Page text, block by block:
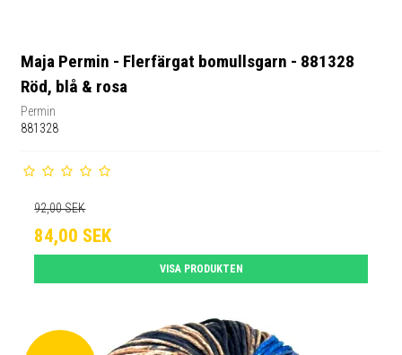
Maja Permin - Flerfärgat bomullsgarn - 881328
Röd, blå & rosa
Permin
881328
92,00 SEK
84,00 SEK
VISA PRODUKTEN